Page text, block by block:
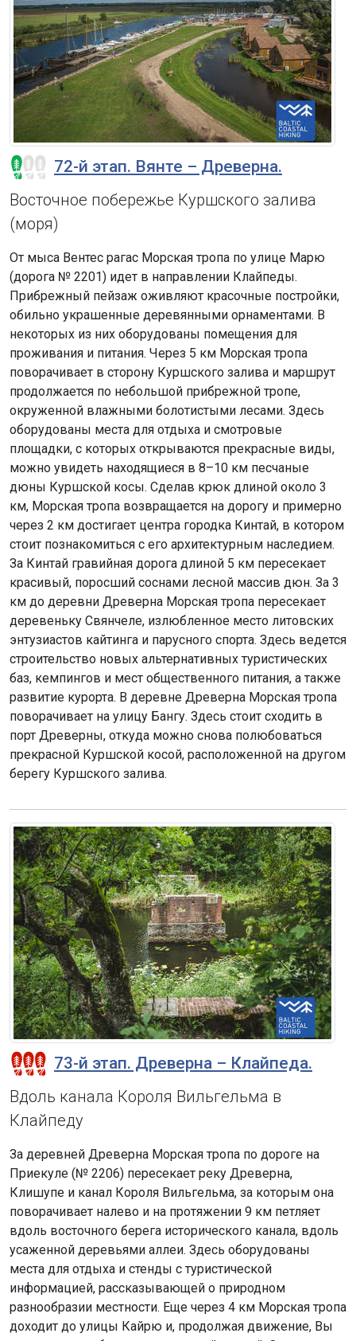
72-й этап. Вянте – Древерна.
Восточное побережье Куршского залива
(моря)
От мыса Вентес рагас Морская тропа по улице Марю
(дорога № 2201) идет в направлении Клайпеды.
Прибрежный пейзаж оживляют красочные постройки,
обильно украшенные деревянными орнаментами. В
некоторых из них оборудованы помещения для
проживания и питания. Через 5 км Морская тропа
поворачивает в сторону Куршского залива и маршрут
продолжается по небольшой прибрежной тропе,
окруженной влажными болотистыми лесами. Здесь
оборудованы места для отдыха и смотровые
площадки, с которых открываются прекрасные виды,
можно увидеть находящиеся в 8–10 км песчаные
дюны Куршской косы. Сделав крюк длиной около 3
км, Морская тропа возвращается на дорогу и примерно
через 2 км достигает центра городка Кинтай, в котором
стоит познакомиться с его архитектурным наследием.
За Кинтай гравийная дорога длиной 5 км пересекает
красивый, поросший соснами лесной массив дюн. За 3
км до деревни Древерна Морская тропа пересекает
деревеньку Свянчеле, излюбленное место литовских
энтузиастов кайтинга и парусного спорта. Здесь ведется
строительство новых альтернативных туристических
баз, кемпингов и мест общественного питания, а также
развитие курорта. В деревне Древерна Морская тропа
поворачивает на улицу Бангу. Здесь стоит сходить в
порт Древерны, откуда можно снова полюбоваться
прекрасной Куршской косой, расположенной на другом
берегу Куршского залива.
73-й этап. Древерна – Клайпеда.
Вдоль канала Короля Вильгельма в
Клайпеду
За деревней Древерна Морская тропа по дороге на
Приекуле (№ 2206) пересекает реку Древерна,
Клишупе и канал Короля Вильгельма, за которым она
поворачивает налево и на протяжении 9 км петляет
вдоль восточного берега исторического канала, вдоль
усаженной деревьями аллеи. Здесь оборудованы
места для отдыха и стенды с туристической
информацией, рассказывающей о природном
разнообразии местности. Еще через 4 км Морская тропа
доходит до улицы Кайрю и, продолжая движение, Вы